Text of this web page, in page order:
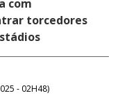
com
torcedores
- 02H48)